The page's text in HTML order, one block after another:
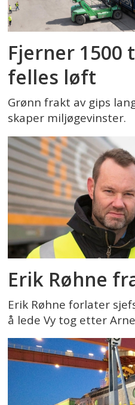
Fjerner 1500
felles løft
Grønn frakt av gips
skaper miljøgevinster.
Erik Røhne
Erik Røhne forlater
å lede Vy tog etter